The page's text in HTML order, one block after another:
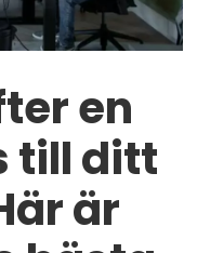
en
till ditt
är